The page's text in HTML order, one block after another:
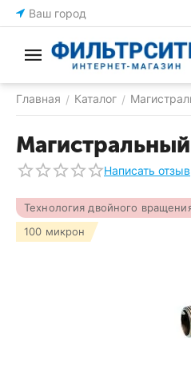
Ваш город
Главная / Каталог /
Написать отзыв
Технология двойного
100 микрон